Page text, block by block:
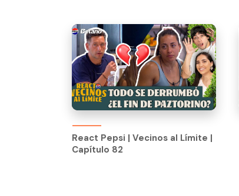
Capítulo 82
React Pepsi | Vecinos al Límite |
Capítulo 82